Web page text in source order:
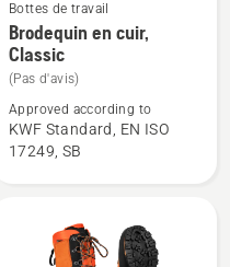
Voir
plus
de
détails
sur
Brodequin
Bottes de travail
Brodequin en cuir,
Classic
(Pas d'avis)
Approved according to
KWF Standard, EN ISO
17249, SB